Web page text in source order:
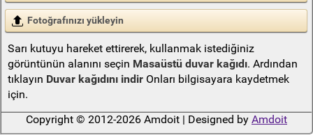
Fotoğrafınızı yükleyin
Sarı kutuyu hareket ettirerek, kullanmak istediğiniz
görüntünün alanını seçin Masaüstü duvar kağıdı. Ardından
tıklayın Duvar kağıdını indirOnları bilgisayara kaydetmek
için.
Copyright © 2012-2026 Amdoit | Designed by Amdoit